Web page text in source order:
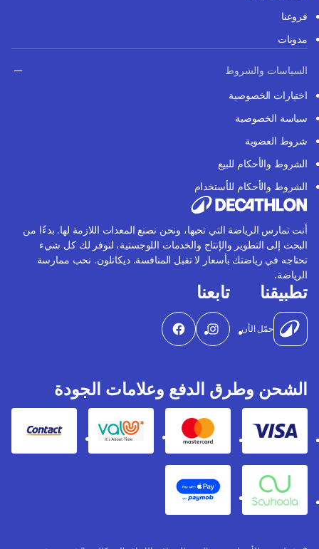
فروعنا
مدونات
السياسات والشروط
اختيارات الخصوصية
سياسة الخصوصية
شروط العضوية
الشروط والأحكام للبيع
الشروط والأحكام للأستخدام
أنت تمارس الرياضة التي تحبها، ونحن نصنع المعدات اللازمة لها. بدءًا من
البحث إلى التطوير والإنتاج والخدمات اللوجستية، لنوفر لك كل شيء
تحتاجه في رياضتك بأسعار لا تقبل المنافسة. ديكاتلون. نحب ممارسة
الرياضة.
تطبيقنا
حمّل الأن
تابعنا
الشحن وطرق الدفع وعلامات الجودة
Visa
Mastercard
Valu
Contact
Souhoola
Apple Pay